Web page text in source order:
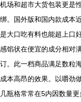
机场和超市大货包装更是
绑。国外版和国内款成本
是大口吃有料也能超上口
感馅状在便宜的成分相对
订。此一档商品满足数粒
成本高昂的效果。以嚼劲
几瓶格常常在5内因数量